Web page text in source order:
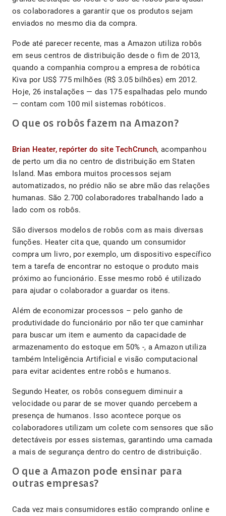
os colaboradores a garantir que os produtos sejam
enviados no mesmo dia da compra.
Pode até parecer recente, mas a Amazon utiliza robôs
em seus centros de distribuição desde o fim de 2013,
quando a companhia comprou a empresa de robótica
Kiva por US$ 775 milhões (R$ 3.05 bilhões) em 2012.
Hoje, 26 instalações — das 175 espalhadas pelo mundo
— contam com 100 mil sistemas robóticos.
O que os robôs fazem na Amazon?
Brian Heater, repórter do site TechCrunch, acompanhou
de perto um dia no centro de distribuição em Staten
Island. Mas embora muitos processos sejam
automatizados, no prédio não se abre mão das relações
humanas. São 2.700 colaboradores trabalhando lado a
lado com os robôs.
São diversos modelos de robôs com as mais diversas
funções. Heater cita que, quando um consumidor
compra um livro, por exemplo, um dispositivo específico
tem a tarefa de encontrar no estoque o produto mais
próximo ao funcionário. Esse mesmo robô é utilizado
para ajudar o colaborador a guardar os itens.
Além de economizar processos – pelo ganho de
produtividade do funcionário por não ter que caminhar
para buscar um item e aumento da capacidade de
armazenamento do estoque em 50% -, a Amazon utiliza
também Inteligência Artificial e visão computacional
para evitar acidentes entre robôs e humanos.
Segundo Heater, os robôs conseguem diminuir a
velocidade ou parar de se mover quando percebem a
presença de humanos. Isso acontece porque os
colaboradores utilizam um colete com sensores que são
detectáveis por esses sistemas, garantindo uma camada
a mais de segurança dentro do centro de distribuição.
O que a Amazon pode ensinar para
outras empresas?
Cada vez mais consumidores estão comprando online e